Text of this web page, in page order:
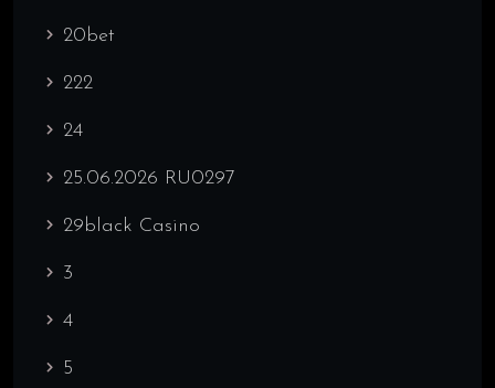
20bet
222
24
25.06.2026 RU0297
29black Casino
3
4
5